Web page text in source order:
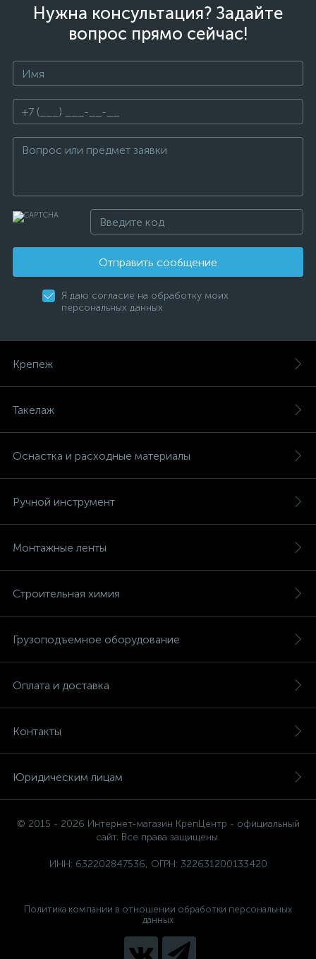
Нужна консультация? Задайте
вопрос прямо сейчас!
Отправить сообщение
Я даю согласие на обработку моих
персональных данных
Крепеж
Такелаж
Оснастка и расходные материалы
Ручной инструмент
Монтажные ленты
Строительная химия
Грузоподъемное оборудование
Оплата и доставка
Контакты
Юридическим лицам
© 2015 - 2026 Интернет-магазин КрепЦентр - официальный
сайт. Все права защищены.
ИНН: 632202847536, ОГРН: 322631200133420
Политика компании в отношении обработки персональных
данных